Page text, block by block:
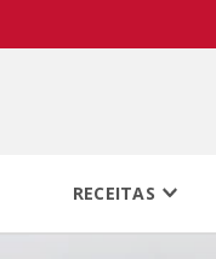
RECEITAS